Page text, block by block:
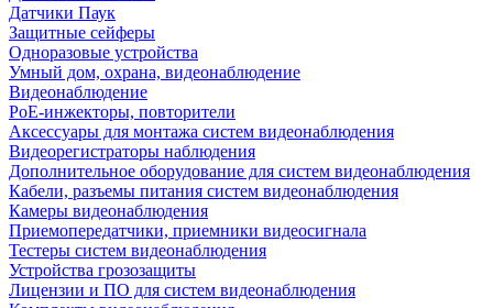
Датчики Паук
Защитные сейферы
Одноразовые устройства
Умный дом, охрана, видеонаблюдение
Видеонаблюдение
PoE-инжекторы, повторители
Аксессуары для монтажа систем видеонаблюдения
Видеорегистраторы наблюдения
Дополнительное оборудование для систем видеонаблюдения
Кабели, разъемы питания систем видеонаблюдения
Камеры видеонаблюдения
Приемопередатчики, приемники видеосигнала
Тестеры систем видеонаблюдения
Устройства грозозащиты
Лицензии и ПО для систем видеонаблюдения